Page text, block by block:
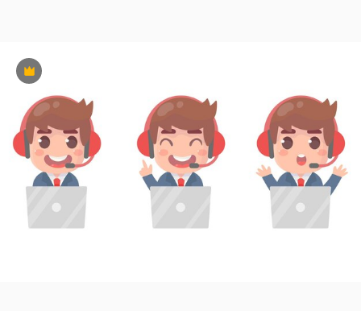
Premium